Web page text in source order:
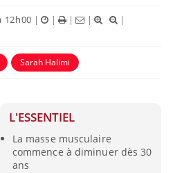
12h00 | | | |
|
Sarah Halimi
L'ESSENTIEL
La masse musculaire
commence à diminuer dès 30
ans